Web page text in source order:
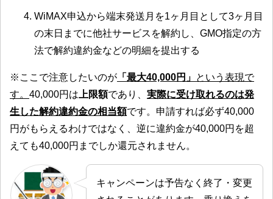
WiMAX申込から端末発送月を1ヶ月目として3ヶ月目
の末日までに他社サービスを解約し、GMO指定の方
法で解約違約金などの明細を提出する
※ここで注意したいのが 「最大40,000円」 という表現で
す。 40,000円は 上限額であり、 実際に受け取れるのは発
生した解約違約金の相当額です。申請すれば必ず40,000
円がもらえるわけではなく、逆に違約金が40,000円を超
えても40,000円までしか還元されません。
キャンペーンは予告なく終了・変更